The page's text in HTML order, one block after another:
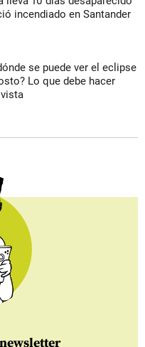
incendiado en Santander
se puede ver el eclipse
Lo que debe hacer